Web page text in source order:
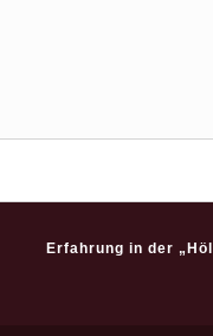
Erfahrung in der